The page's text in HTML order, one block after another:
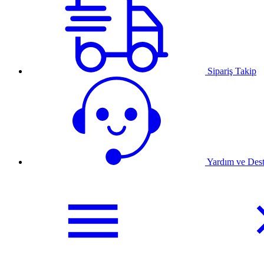
Sipariş Takip
Yardım ve